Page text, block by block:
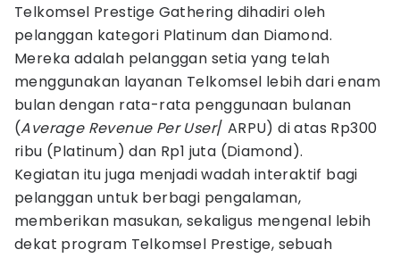
Telkomsel Prestige Gathering dihadiri oleh
pelanggan kategori Platinum dan Diamond.
Mereka adalah pelanggan setia yang telah
menggunakan layanan Telkomsel lebih dari enam
bulan dengan rata-rata penggunaan bulanan
(Average Revenue Per User/ ARPU) di atas Rp300
ribu (Platinum) dan Rp1 juta (Diamond).
Kegiatan itu juga menjadi wadah interaktif bagi
pelanggan untuk berbagi pengalaman,
memberikan masukan, sekaligus mengenal lebih
dekat program Telkomsel Prestige, sebuah